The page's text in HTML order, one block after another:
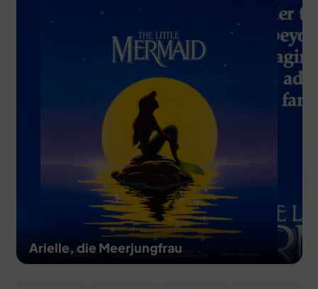
Arielle, die Meerjungfrau